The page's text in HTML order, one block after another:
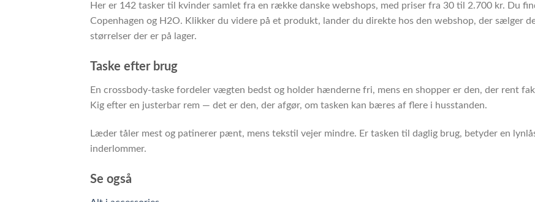
Her er 142 tasker til kvinder samlet fra en række danske webshops, med priser fra 30 til 2.700 kr. Du
Copenhagen og H2O. Klikker du videre på et produkt, lander du direkte hos den webshop, der sælger
størrelser der er på lager.
Taske efter brug
En crossbody-taske fordeler vægten bedst og holder hænderne fri, mens en shopper er den, der rent
Kig efter en justerbar rem — det er den, der afgør, om tasken kan bæres af flere i husstanden.
Læder tåler mest og patinerer pænt, mens tekstil vejer mindre. Er tasken til daglig brug, betyder en
inderlommer.
Se også